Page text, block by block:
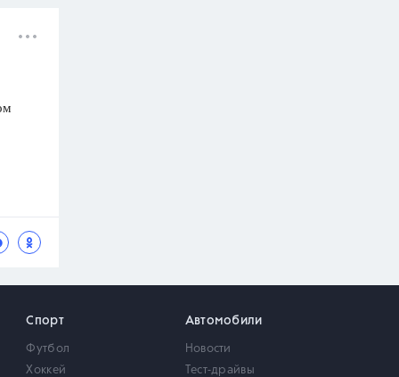
Спорт
Футбол
Хоккей
Автомобили
Новости
Тест-драйвы